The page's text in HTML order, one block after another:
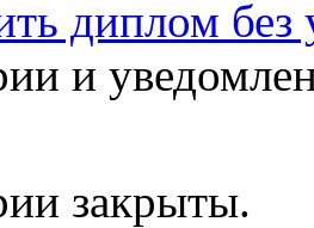
диплом
и
закрыты.